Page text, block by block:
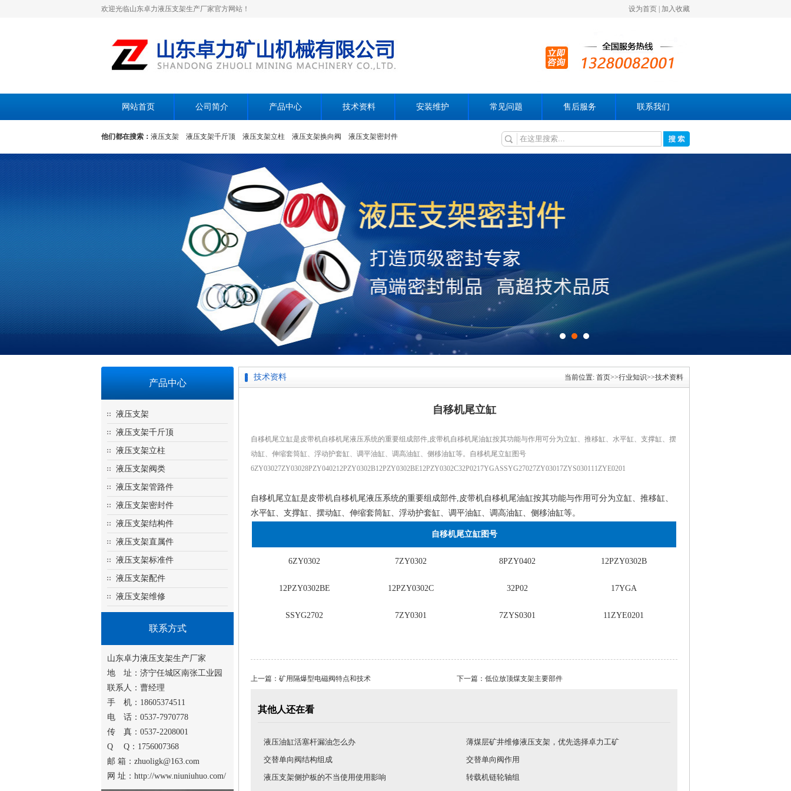
欢迎光临山东卓力液压支架生产厂家官方网站！ 设为首页 加入收藏
网站首页 公司简介 产品中心 技术资料 安装维护 常见问题 售后服务 联系我们
他们都在搜索： 液压支架 液压支架千斤顶 液压支架立柱 液压支架换向阀 液压支架密封件
产品中心
液压支架
液压支架千斤顶
液压支架立柱
液压支架阀类
液压支架管路件
液压支架密封件
液压支架结构件
液压支架直属件
液压支架标准件
液压支架配件
液压支架维修
联系方式
山东卓力液压支架生产厂家
地 址：济宁任城区南张工业园
联系人：曹经理
手 机：18605374511
电 话：0537-7970778
传 真：0537-2208001
Q Q：1756007368
邮 箱：zhuoligk@163.com
网 址：http://www.niuniuhuo.com/
技术资料 当前位置: 首页>>行业知识>>技术资料
自移机尾立缸
自移机尾立缸是皮带机自移机尾液压系统的重要组成部件,皮带机自移机尾油缸按其功能与作用可分为立缸、推移缸、水平缸、支撑缸、摆
动缸、伸缩套筒缸、浮动护套缸、调平油缸、调高油缸、侧移油缸等。自移机尾立缸图号
6ZY03027ZY03028PZY040212PZY0302B12PZY0302BE12PZY0302C32P0217YGASSYG27027ZY03017ZYS030111ZYE0201
自移机尾立缸是皮带机自移机尾液压系统的重要组成部件,皮带机自移机尾油缸按其功能与作用可分为立缸、推移缸、
水平缸、支撑缸、摆动缸、伸缩套筒缸、浮动护套缸、调平油缸、调高油缸、侧移油缸等。
自移机尾立缸图号
6ZY0302 7ZY0302 8PZY0402 12PZY0302B
12PZY0302BE 12PZY0302C 32P02 17YGA
SSYG2702 7ZY0301 7ZYS0301 11ZYE0201
上一篇： 矿用隔爆型电磁阀特点和技术 下一篇： 低位放顶煤支架主要部件
其他人还在看
液压油缸活塞杆漏油怎么办
薄煤层矿井维修液压支架，优先选择卓力工矿
交替单向阀结构组成
交替单向阀作用
液压支架侧护板的不当使用使用影响
转载机链轮轴组